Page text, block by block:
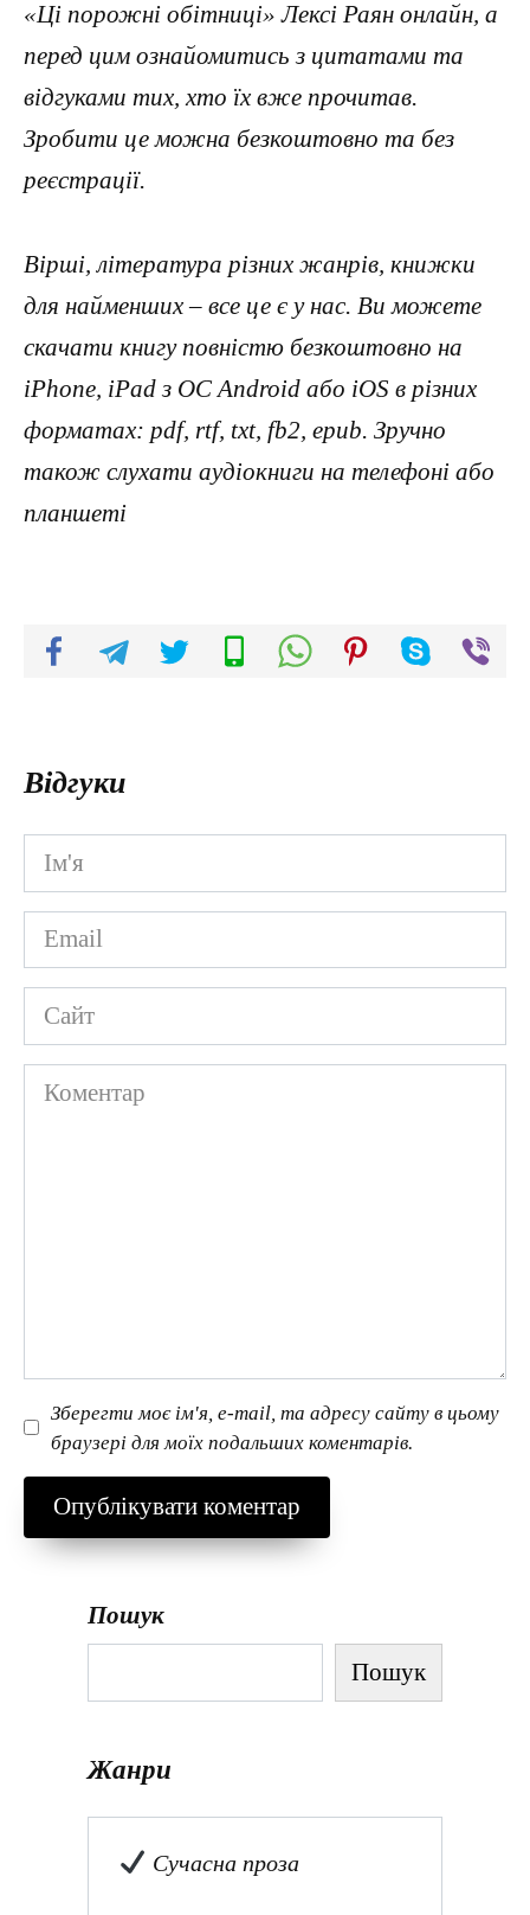
«Ці порожні обітниці» Лексі Раян онлайн, а
перед цим ознайомитись з цитатами та
відгуками тих, хто їх вже прочитав.
Зробити це можна безкоштовно та без
реєстрації.
Вірші, література різних жанрів, книжки
для найменших – все це є у нас. Ви можете
скачати книгу повністю безкоштовно на
iPhone, iPad з ОС Android або iOS в різних
форматах: pdf, rtf, txt, fb2, epub. Зручно
також слухати аудіокниги на телефоні або
планшеті
Відгуки
Ім'я
*
Email
*
Сайт
Коментар
Зберегти моє ім'я, e-mail, та адресу сайту в цьому
браузері для моїх подальших коментарів.
Пошук
Пошук
Жанри
Сучасна проза